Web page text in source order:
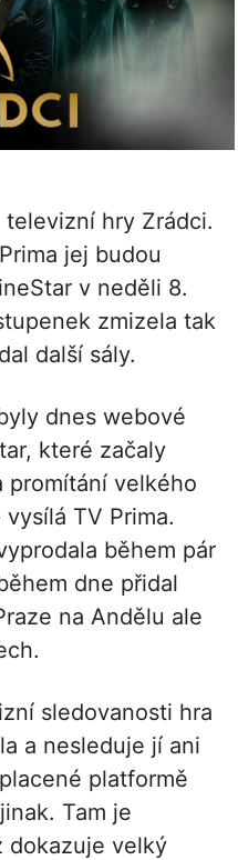
hry Zrádci.
jej budou
v neděli 8.
zmizela tak
další sály.
dnes webové
které začaly
promítání velkého
TV Prima.
během pár
dne přidal
na Andělu ale
sledovanosti hra
a nesleduje jí ani
platformě
Tam je
dokazuje velký